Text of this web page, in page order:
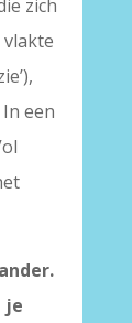
zich
een
je